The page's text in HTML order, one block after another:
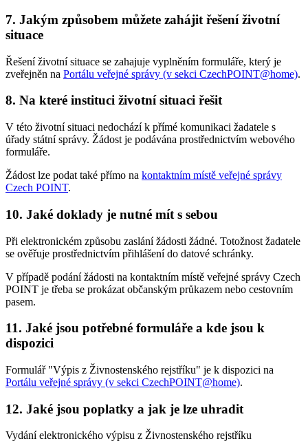
7. Jakým způsobem můžete zahájit řešení životní
situace
Řešení životní situace se zahajuje vyplněním formuláře, který je
zveřejněn na Portálu veřejné správy (v sekci CzechPOINT@home).
8. Na které instituci životní situaci řešit
V této životní situaci nedochází k přímé komunikaci žadatele s
úřady státní správy. Žádost je podávána prostřednictvím webového
formuláře.
Žádost lze podat také přímo na kontaktním místě veřejné správy
Czech POINT.
10. Jaké doklady je nutné mít s sebou
Při elektronickém způsobu zaslání žádosti žádné. Totožnost žadatele
se ověřuje prostřednictvím přihlášení do datové schránky.
V případě podání žádosti na kontaktním místě veřejné správy Czech
POINT je třeba se prokázat občanským průkazem nebo cestovním
pasem.
11. Jaké jsou potřebné formuláře a kde jsou k
dispozici
Formulář "Výpis z Živnostenského rejstříku" je k dispozici na
Portálu veřejné správy (v sekci CzechPOINT@home).
12. Jaké jsou poplatky a jak je lze uhradit
Vydání elektronického výpisu z Živnostenského rejstříku